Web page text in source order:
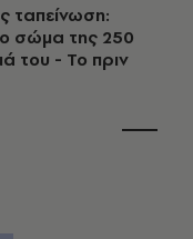
ταπείνωση:
σώμα της 250
του - Το πριν